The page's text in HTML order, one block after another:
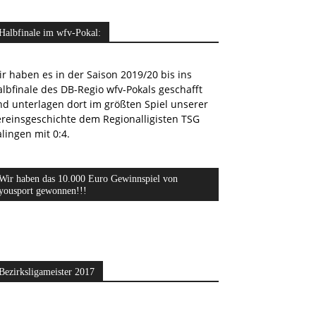
im wfv-Pokal:
haben es in der Saison 2019/20 bis ins
des DB-Regio wfv-Pokals geschafft
unterlagen dort im größten Spiel unserer
dem Regionalligisten TSG
mit 0:4.
haben das 10.000 Euro Gewinnspiel von
gewonnen!!!
2017